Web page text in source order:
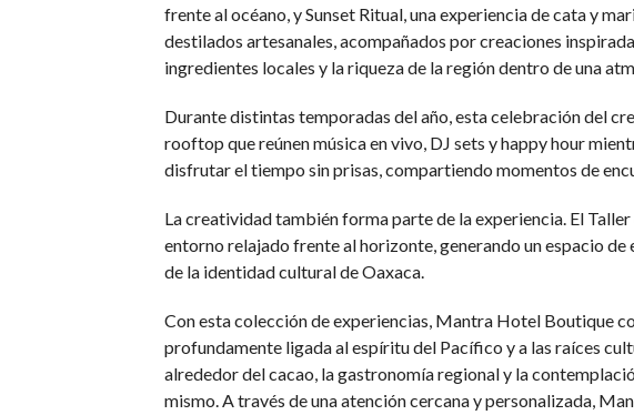
frente al océano, y Sunset Ritual, una experiencia de cata y
destilados artesanales, acompañados por creaciones
ingredientes locales y la riqueza de la región dentro de una
Durante distintas temporadas del año, esta celebración del
rooftop que reúnen música en vivo, DJ sets y happy hour
disfrutar el tiempo sin prisas, compartiendo momentos de
La creatividad también forma parte de la experiencia. El
entorno relajado frente al horizonte, generando un espacio
de la identidad cultural de Oaxaca.
Con esta colección de experiencias, Mantra Hotel Boutique
profundamente ligada al espíritu del Pacífico y a las raíces
alrededor del cacao, la gastronomía regional y la
mismo. A través de una atención cercana y personalizada,